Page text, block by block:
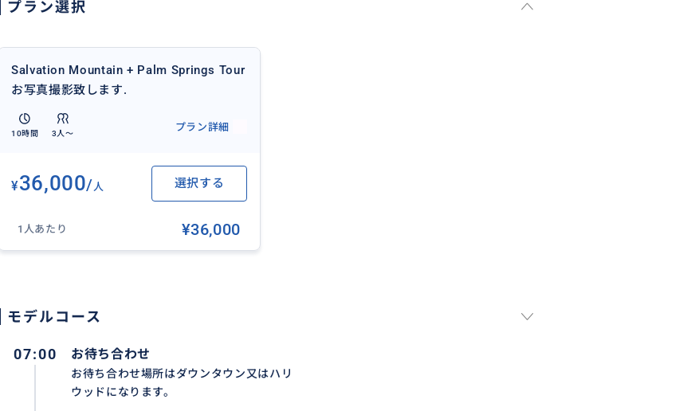
プラン選択
Salvation Mountain + Palm Springs Tour
お写真撮影致します.
10時間 3人〜
プラン詳細
¥36,000/人 選択する
1人あたり ¥36,000
モデルコース
07:00 お待ち合わせ
お待ち合わせ場所はダウンタウン又はハリ
ウッドになります。